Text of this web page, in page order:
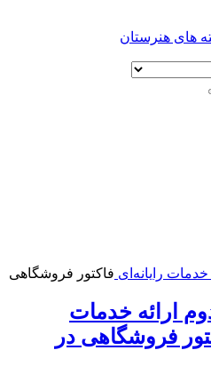
فاکتور فروشگاهی
ارائه خدمات
فروشگاهی در